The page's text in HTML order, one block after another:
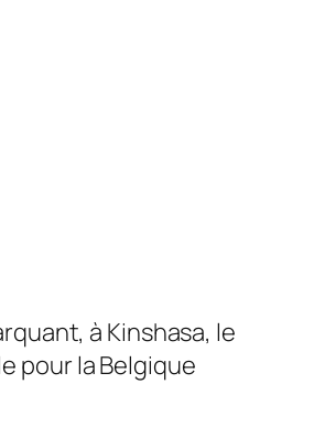
à Kinshasa, le
pour la Belgique